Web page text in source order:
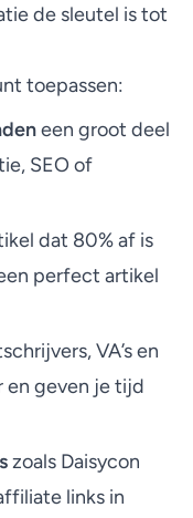
de sleutel is tot
toepassen:
een groot deel
SEO of
dat 80% af is
perfect artikel
VA’s en
en geven je tijd
zoals Daisycon
links in